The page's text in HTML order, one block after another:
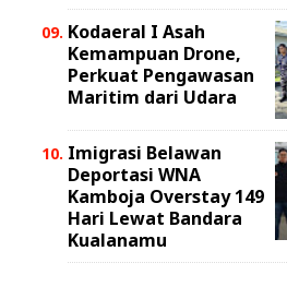
Kodaeral I Asah
Kemampuan Drone,
Perkuat Pengawasan
Maritim dari Udara
Imigrasi Belawan
Deportasi WNA
Kamboja Overstay 149
Hari Lewat Bandara
Kualanamu